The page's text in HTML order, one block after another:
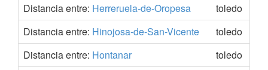
Distancia entre: Herreruela-de-Oropesa
toledo
Distancia entre: Hinojosa-de-San-Vicente
toledo
Distancia entre: Hontanar
toledo